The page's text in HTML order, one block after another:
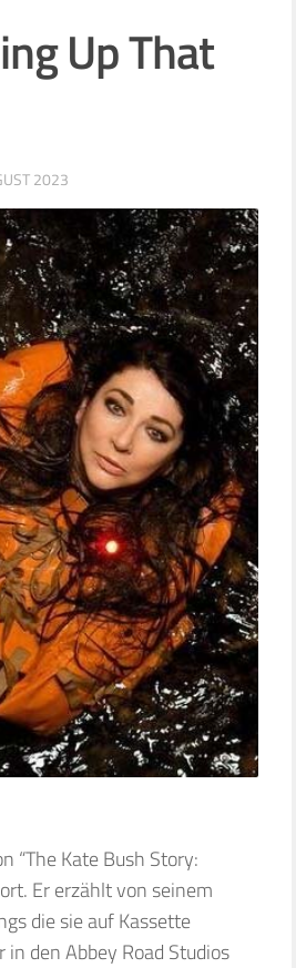
Up That
2023
“The Kate Bush Story:
Er erzählt von seinem
die sie auf Kassette
den Abbey Road Studios